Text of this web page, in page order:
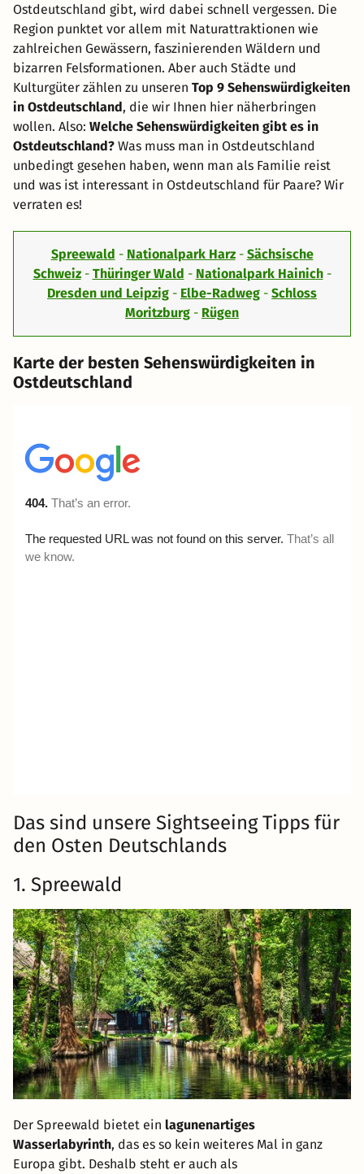
Ostdeutschland gibt, wird dabei schnell vergessen. Die
Region punktet vor allem mit Naturattraktionen wie
zahlreichen Gewässern, faszinierenden Wäldern und
bizarren Felsformationen. Aber auch Städte und
Kulturgüter zählen zu unseren Top 9 Sehenswürdigkeiten
in Ostdeutschland, die wir Ihnen hier näherbringen
wollen. Also: Welche Sehenswürdigkeiten gibt es in
Ostdeutschland? Was muss man in Ostdeutschland
unbedingt gesehen haben, wenn man als Familie reist
und was ist interessant in Ostdeutschland für Paare? Wir
verraten es!
Spreewald - Nationalpark Harz- Sächsische
Schweiz- Thüringer Wald - Nationalpark Hainich-
Dresden und Leipzig - Elbe-Radweg - Schloss
Moritzburg - Rügen
Karte der besten Sehenswürdigkeiten in
Ostdeutschland
Das sind unsere Sightseeing Tipps für
den Osten Deutschlands
1. Spreewald
Der Spreewald bietet ein lagunenartiges
Wasserlabyrinth, das es so kein weiteres Mal in ganz
Europa gibt. Deshalb steht er auch als